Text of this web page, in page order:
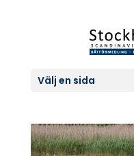
Välj en sida